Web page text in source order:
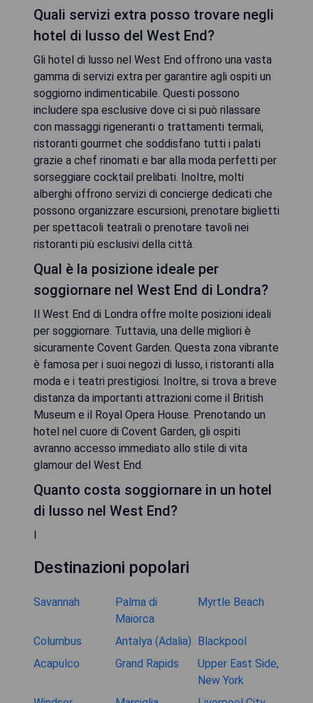
Quali servizi extra posso trovare negli
hotel di lusso del West End?
Gli hotel di lusso nel West End offrono una vasta
gamma di servizi extra per garantire agli ospiti un
soggiorno indimenticabile. Questi possono
includere spa esclusive dove ci si può rilassare
con massaggi rigeneranti o trattamenti termali,
ristoranti gourmet che soddisfano tutti i palati
grazie a chef rinomati e bar alla moda perfetti per
sorseggiare cocktail prelibati. Inoltre, molti
alberghi offrono servizi di concierge dedicati che
possono organizzare escursioni, prenotare biglietti
per spettacoli teatrali o prenotare tavoli nei
ristoranti più esclusivi della città.
Qual è la posizione ideale per
soggiornare nel West End di Londra?
Il West End di Londra offre molte posizioni ideali
per soggiornare. Tuttavia, una delle migliori è
sicuramente Covent Garden. Questa zona vibrante
è famosa per i suoi negozi di lusso, i ristoranti alla
moda e i teatri prestigiosi. Inoltre, si trova a breve
distanza da importanti attrazioni come il British
Museum e il Royal Opera House. Prenotando un
hotel nel cuore di Covent Garden, gli ospiti
avranno accesso immediato allo stile di vita
glamour del West End.
Quanto costa soggiornare in un hotel
di lusso nel West End?
I
Destinazioni popolari
Savannah
Palma di
Maiorca
Myrtle Beach
Columbus Antalya (Adalia) Blackpool
Acapulco
Grand Rapids
Upper East Side,
New York